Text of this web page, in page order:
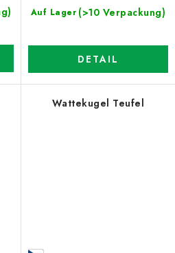
Auf Lager (>10 Verpackung)
DETAIL
Wattekugel Teufel